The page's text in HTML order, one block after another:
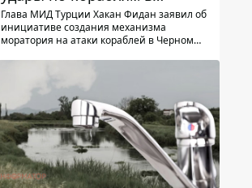
Черном море
Глава МИД Турции Хакан Фидан заявил об
инициативе создания механизма
моратория на атаки кораблей в Черном